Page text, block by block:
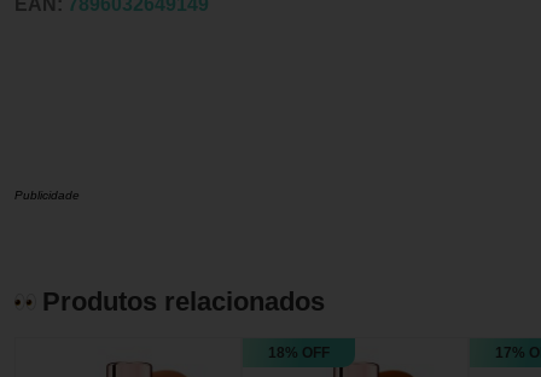
EAN: 7896032649149
Publicidade
Produtos relacionados
18% OFF 17%